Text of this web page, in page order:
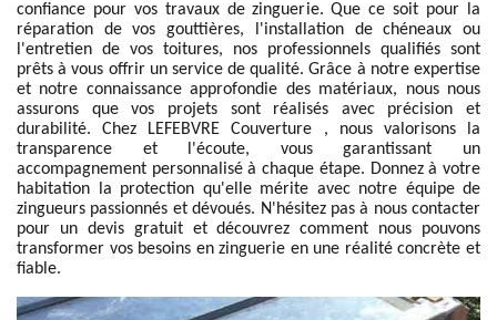
confiance pour vos travaux de zinguerie. Que ce soit pour la
réparation de vos gouttières, l'installation de chéneaux ou
l'entretien de vos toitures, nos professionnels qualifiés sont
prêts à vous offrir un service de qualité. Grâce à notre expertise
et notre connaissance approfondie des matériaux, nous nous
assurons que vos projets sont réalisés avec précision et
durabilité. Chez LEFEBVRE Couverture , nous valorisons la
transparence et l'écoute, vous garantissant un
accompagnement personnalisé à chaque étape. Donnez à votre
habitation la protection qu'elle mérite avec notre équipe de
zingueurs passionnés et dévoués. N'hésitez pas à nous contacter
pour un devis gratuit et découvrez comment nous pouvons
transformer vos besoins en zinguerie en une réalité concrète et
fiable.